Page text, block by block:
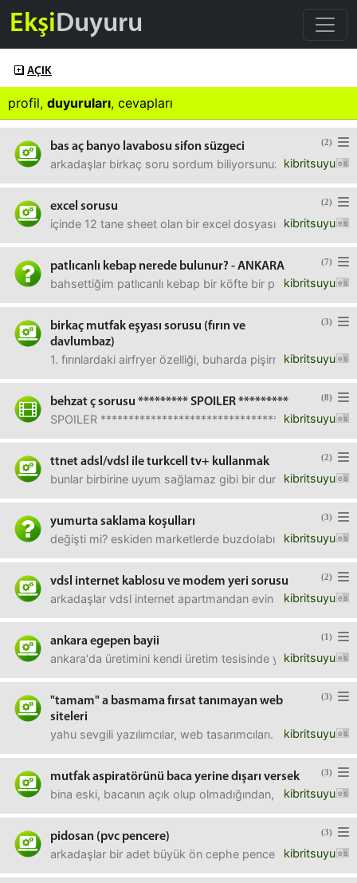
EkşiDuyuru
AÇIK
profil, duyuruları, cevapları
(2)
bas aç banyo lavabosu sifon süzgeci
kibritsuyu
arkadaşlar birkaç soru sordum biliyorsunuz, evde tadilat
(2)
excel sorusu
kibritsuyu
içinde 12 tane sheet olan bir excel dosyasındaki
(7)
patlıcanlı kebap nerede bulunur? - ANKARA
kibritsuyu
bahsettiğim patlıcanlı kebap bir köfte bir patlıcan dilimi
(3)
birkaç mutfak eşyası sorusu (fırın ve
davlumbaz)
kibritsuyu
1. fırınlardaki airfryer özelliği, buharda pişirme özelliği,
(8)
behzat ç sorusu ********* SPOILER *********
kibritsuyu
SPOILER
(2)
ttnet adsl/vdsl ile turkcell tv+ kullanmak
kibritsuyu
bunlar birbirine uyum sağlamaz gibi bir durum var mı?
(3)
yumurta saklama koşulları
kibritsuyu
değişti mi? eskiden marketlerde buzdolabında olurdu,
(2)
vdsl internet kablosu ve modem yeri sorusu
kibritsuyu
arkadaşlar vdsl internet apartmandan evin içine nasıl bir
(1)
ankara egepen bayii
kibritsuyu
ankara'da üretimini kendi üretim tesisinde yapan,
(3)
"tamam" a basmama fırsat tanımayan web
siteleri
kibritsuyu
yahu sevgili yazılımcılar, web tasarımcıları. seveni de
(3)
mutfak aspiratörünü baca yerine dışarı versek
kibritsuyu
bina eski, bacanın açık olup olmadığından, düzgün
(3)
pidosan (pvc pencere)
kibritsuyu
arkadaşlar bir adet büyük ön cephe penceresi, bir adet